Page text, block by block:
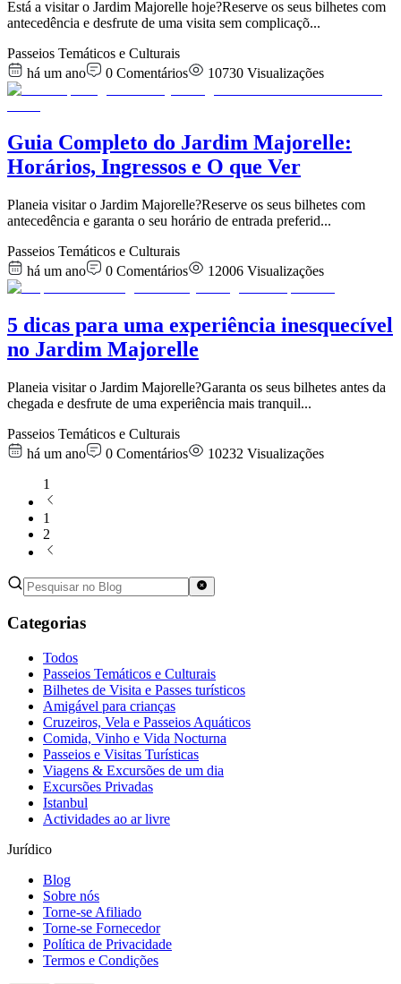
Está a visitar o Jardim Majorelle hoje?Reserve os seus bilhetes com
antecedência e desfrute de uma visita sem complicaçõ...
Passeios Temáticos e Culturais
há um ano
0 Comentários 10730 Visualizações
Guia Completo do Jardim Majorelle:
Horários, Ingressos e O que Ver
Planeia visitar o Jardim Majorelle?Reserve os seus bilhetes com
antecedência e garanta o seu horário de entrada preferid...
Passeios Temáticos e Culturais
há um ano
0 Comentários 12006 Visualizações
5 dicas para uma experiência inesquecível
no Jardim Majorelle
Planeia visitar o Jardim Majorelle?Garanta os seus bilhetes antes da
chegada e desfrute de uma experiência mais tranquil...
Passeios Temáticos e Culturais
há um ano
0 Comentários 10232 Visualizações
1
1
2
Categorias
Todos
Passeios Temáticos e Culturais
Bilhetes de Visita e Passes turísticos
Amigável para crianças
Cruzeiros, Vela e Passeios Aquáticos
Comida, Vinho e Vida Nocturna
Passeios e Visitas Turísticas
Viagens & Excursões de um dia
Excursões Privadas
Istanbul
Actividades ao ar livre
Jurídico
Blog
Sobre nós
Torne-se Afiliado
Torne-se Fornecedor
Política de Privacidade
Termos e Condições